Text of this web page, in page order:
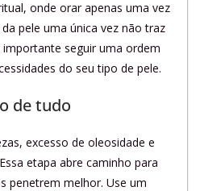
onde orar apenas uma vez
pele uma única vez não traz
seguir uma ordem
do seu tipo de pele.
de tudo
excesso de oleosidade e
etapa abre caminho para
penetrem melhor. Use um